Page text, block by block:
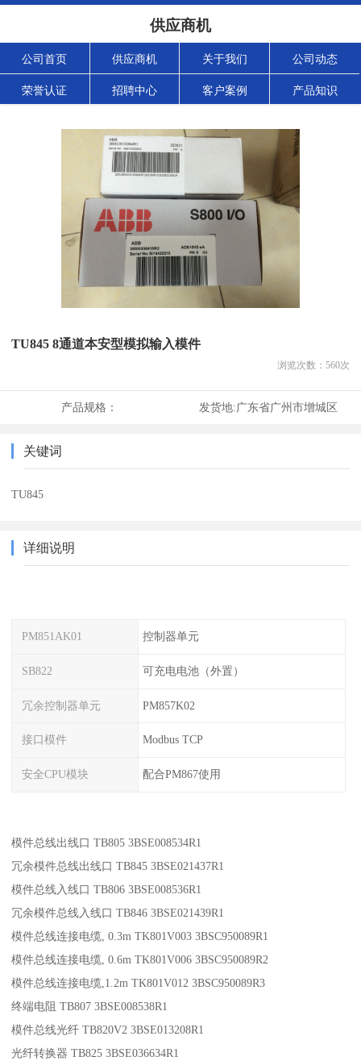
供应商机
公司首页 供应商机 关于我们 公司动态
荣誉认证 招聘中心 客户案例 产品知识
TU845 8通道本安型模拟输入模件
浏览次数： 560次
产品规格： 发货地:广东省广州市增城区
关键词
TU845
详细说明
PM851AK01 控制器单元
SB822 可充电电池（外置）
冗余控制器单元 PM857K02
接口模件 Modbus TCP
安全CPU模块 配合PM867使用
模件总线出线口 TB805 3BSE008534R1
冗余模件总线出线口 TB845 3BSE021437R1
模件总线入线口 TB806 3BSE008536R1
冗余模件总线入线口 TB846 3BSE021439R1
模件总线连接电缆, 0.3m TK801V003 3BSC950089R1
模件总线连接电缆, 0.6m TK801V006 3BSC950089R2
模件总线连接电缆,1.2m TK801V012 3BSC950089R3
终端电阻 TB807 3BSE008538R1
模件总线光纤 TB820V2 3BSE013208R1
光纤转换器 TB825 3BSE036634R1